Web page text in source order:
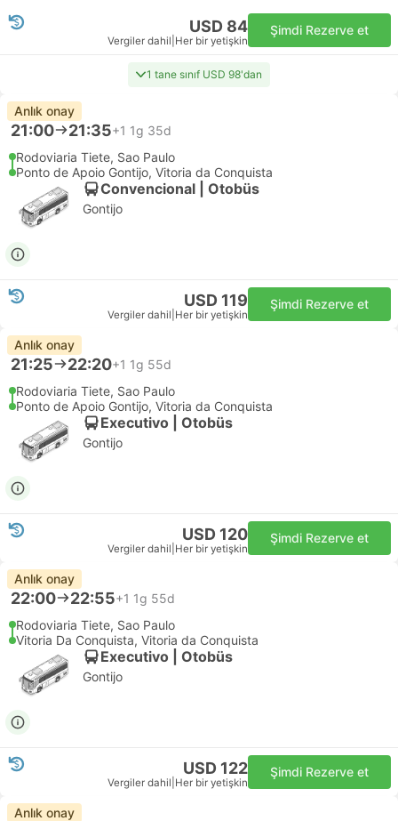
USD 84
Vergiler dahil Her bir yetişkin
Şimdi Rezerve et
1 tane sınıf USD 98'dan
Anlık onay
21:00 21:35+1 1g 35d
Rodoviaria Tiete, Sao Paulo
Ponto de Apoio Gontijo, Vitoria da Conquista
Convencional | Otobüs
Gontijo
USD 119
Vergiler dahil Her bir yetişkin
Şimdi Rezerve et
Anlık onay
21:25 22:20+1 1g 55d
Rodoviaria Tiete, Sao Paulo
Ponto de Apoio Gontijo, Vitoria da Conquista
Executivo | Otobüs
Gontijo
USD 120
Vergiler dahil Her bir yetişkin
Şimdi Rezerve et
Anlık onay
22:00 22:55+1 1g 55d
Rodoviaria Tiete, Sao Paulo
Vitoria Da Conquista, Vitoria da Conquista
Executivo | Otobüs
Gontijo
USD 122
Vergiler dahil Her bir yetişkin
Şimdi Rezerve et
Anlık onay